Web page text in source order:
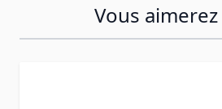
Vous